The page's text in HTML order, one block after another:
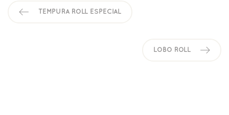
TEMPURA ROLL ESPECIAL
LOBO ROLL